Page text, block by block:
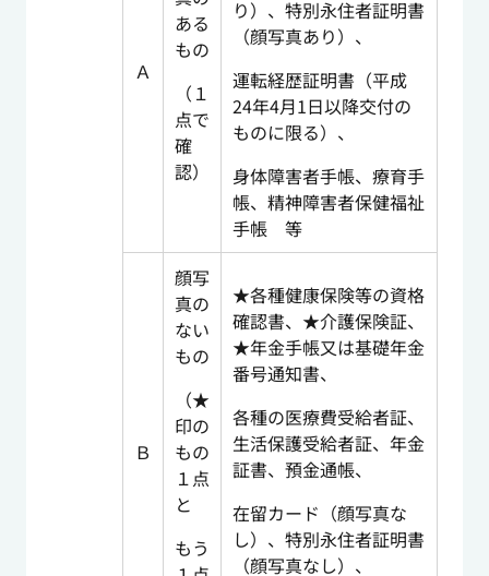
Ａ
ある
もの
（１
点で
確
認）
り）、特別永住者証明書
（顔写真あり）、
運転経歴証明書（平成
24年4月1日以降交付の
ものに限る）、
身体障害者手帳、療育手
帳、精神障害者保健福祉
手帳 等
Ｂ
顔写
真の
ない
もの
（★
印の
もの
１点
と
もう
★各種健康保険等の資格
確認書、★介護保険証、
★年金手帳又は基礎年金
番号通知書、
各種の医療費受給者証、
生活保護受給者証、年金
証書、預金通帳、
在留カード（顔写真な
し）、特別永住者証明書
（顔写真なし）、